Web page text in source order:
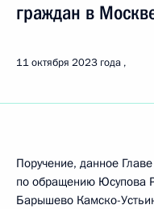
граждан в
11 октября 2023 года
Поручение, данное
по обращению Юсупова
Барышево Камско-